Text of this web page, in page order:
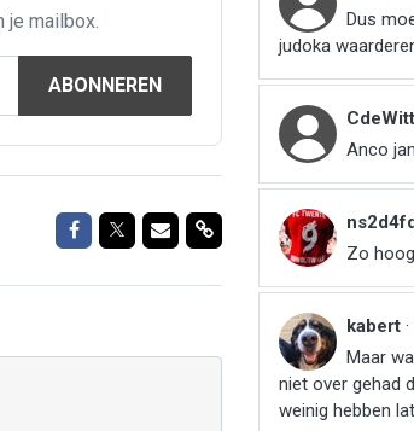
mailbox.
ABONNEREN
Delen op Facebook
Delen op Twitter
Delen via Mail
Delen link
Dus
judoka
Anco
Zo
kabert ·
Maar
niet over gehad
weinig hebben